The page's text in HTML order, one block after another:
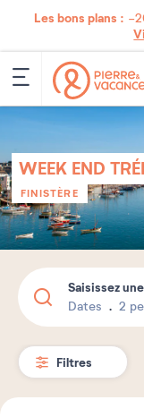
Les bons plans : -
WEEK END
FINISTÈRE
Saisissez
Dates 2
Filtres